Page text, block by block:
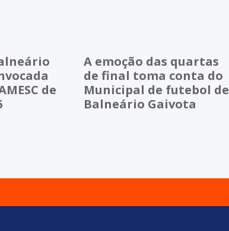
de
A emoção das quartas
de final toma conta do
Municipal de futebol de
Balneário Gaivota